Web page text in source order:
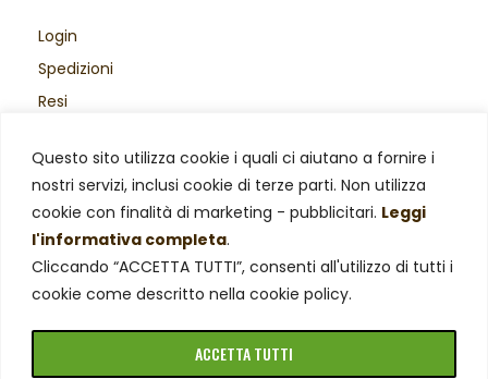
Questo sito utilizza cookie i quali ci aiutano a fornire i
nostri servizi, inclusi cookie di terze parti. Non utilizza
cookie con finalità di marketing - pubblicitari. Leggi
l'informativa completa.
Cliccando “ACCETTA TUTTI”, consenti all'utilizzo di tutti i
cookie come descritto nella cookie policy.
ACCETTA TUTTI
Login
Spedizioni
Resi
Area Legale
Privacy Policy
Cookie Policy